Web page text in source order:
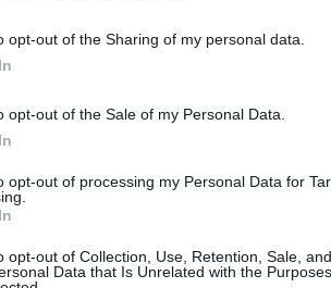
opt-out of the Sharing of my personal data.
opt-out of the Sale of my Personal Data.
opt-out of processing my Personal Data for
opt-out of Collection, Use, Retention, Sale,
Data that Is Unrelated with the
ja eilen kisattiin Oslon
sijalla viisi.
– mitä tämä